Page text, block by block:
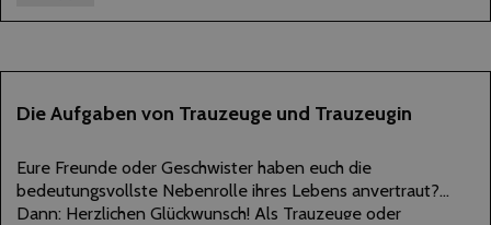
11
Die Aufgaben von Trauzeuge und Trauzeugin
Eure Freunde oder Geschwister haben euch die
bedeutungsvollste Nebenrolle ihres Lebens anvertraut?
Dann: Herzlichen Glückwunsch! Als Trauzeuge oder